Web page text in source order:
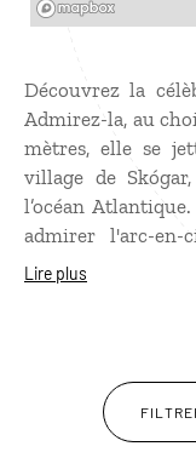
Découvrez la
Admirez-la, au
mètres, elle se
village de
l’océan
admirer l'arc-
Partez sur les
coffre rempli d’or.
butin qui sombra
Skógar, vous
Lire plus